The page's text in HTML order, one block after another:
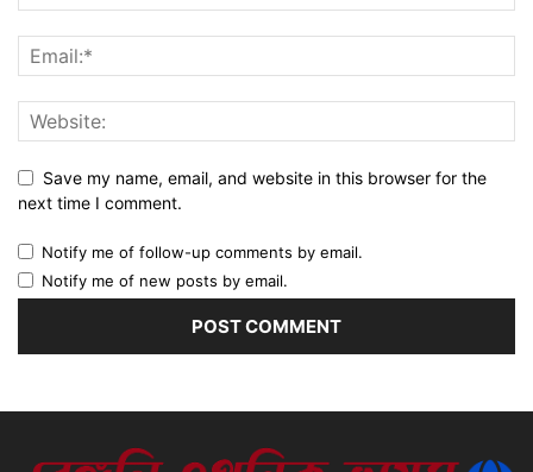
Save my name, email, and website in this browser for the
next time I comment.
Notify me of follow-up comments by email.
Notify me of new posts by email.